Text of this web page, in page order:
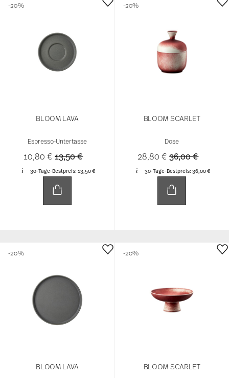
BLOOM LAVA
Espresso-Untertasse
10,80 €Price reduced from
13,50 €to
30-Tage-Bestpreis: 13,50 €
-20%
BLOOM SCARLET
Dose
28,80 €Price reduced
36,00 €to
30-Tage-Bestpreis: 36,00 €
-20%
BLOOM LAVA
-20%
BLOOM SCARLET
-20%